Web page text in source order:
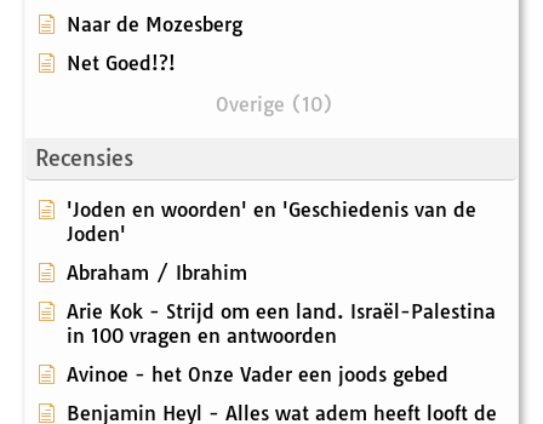
Naar de Mozesberg
Net Goed!?!
Overige (10)
Recensies
'Joden en woorden' en 'Geschiedenis van de
Joden'
Abraham / Ibrahim
Arie Kok - Strijd om een land. Israël-Palestina
in 100 vragen en antwoorden
Avinoe - het Onze Vader een joods gebed
Benjamin Heyl - Alles wat adem heeft looft de